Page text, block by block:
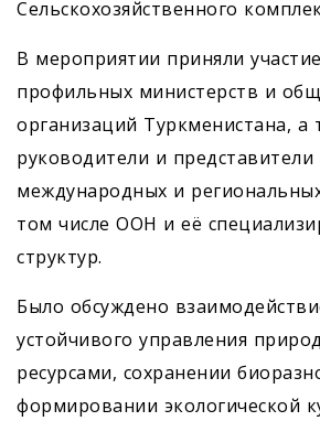
Сельскохозяйственного
В мероприятии приняли
профильных минис­терств и
организаций Туркменистана, а
руководители и
международных и
том числе ООН и её
структур.
Было обсуждено
устойчивого управления
ресурсами, сохранении
формировании экологической